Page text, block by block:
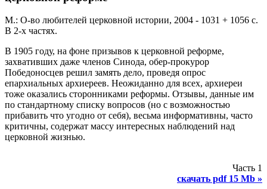
М.: О-во любителей церковной истории, 2004 - 1031 + 1056 с.
В 2-х частях.
В 1905 году, на фоне призывов к церковной реформе,
захвативших даже членов Синода, обер-прокурор
Победоносцев решил замять дело, проведя опрос
епархиальных архиереев. Неожиданно для всех, архиереи
тоже оказались сторонниками реформы. Отзывы, данные им
по стандартному списку вопросов (но с возможностью
прибавить что угодно от себя), весьма информативны, часто
критичны, содержат массу интересных наблюдений над
церковной жизнью.
Часть 1
скачать pdf 15 Mb »